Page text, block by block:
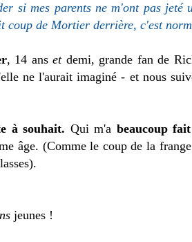
si mes parents ne m'ont pas
coup de Mortier derrière, c'est
, 14 anset demi, grande fan de
ne l'aurait imaginé - et nous
à souhait. Qui m'a beaucoup
âge. (Comme le coup de la
jeunes !